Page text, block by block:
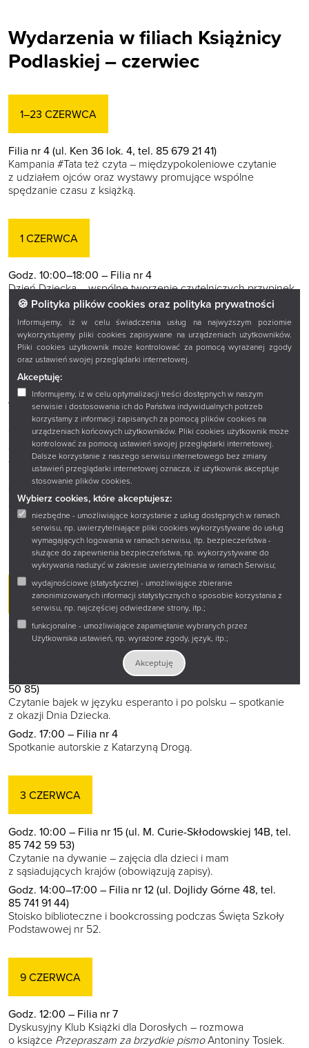
🍪 Polityka plików cookies oraz polityka prywatności
Informujemy, iż w celu świadczenia usług na najwyższym poziomie
wykorzystujemy pliki cookies zapisywane na urządzeniach użytkowników.
Pliki cookies użytkownik może kontrolować za pomocą wyrażanej zgody
oraz ustawień swojej przeglądarki internetowej.
Akceptuję:
Informujemy, iż w celu optymalizacji treści dostępnych w naszym
serwisie i dostosowania ich do Państwa indywidualnych potrzeb
korzystamy z informacji zapisanych za pomocą plików cookies na
urządzeniach końcowych użytkowników. Pliki cookies użytkownik może
kontrolować za pomocą ustawień swojej przeglądarki internetowej.
Dalsze korzystanie z naszego serwisu internetowego bez zmiany
ustawień przeglądarki internetowej oznacza, iż użytkownik akceptuje
stosowanie plików cookies.
Wybierz cookies, które akceptujesz:
niezbędne - umożliwiające korzystanie z usług dostępnych w ramach
serwisu, np. uwierzytelniające pliki cookies wykorzystywane do usług
wymagających logowania w ramach serwisu, itp. bezpieczeństwa -
służące do zapewnienia bezpieczeństwa, np. wykorzystywane do
wykrywania nadużyć w zakresie uwierzytelniania w ramach Serwisu;
wydajnościowe (statystyczne) - umożliwiające zbieranie
zanonimizowanych informacji statystycznych o sposobie korzystania z
serwisu, np. najczęściej odwiedzane strony, itp.;
funkcjonalne - umożliwiające zapamiętanie wybranych przez
Użytkownika ustawień, np. wyrażone zgody, język, itp.;
Akceptuję
Wydarzenia w filiach Książnicy
Podlaskiej – czerwiec
1–23 CZERWCA
Filia nr 4 (ul. Ken 36 lok. 4, tel. 85 679 21 41)
Kampania #Tata też czyta – międzypokoleniowe czytanie
z udziałem ojców oraz wystawy promujące wspólne
spędzanie czasu z książką.
1 CZERWCA
Godz. 10:00–18:00 – Filia nr 4
Dzień Dziecka – wspólne tworzenie czytelniczych przypinek,
gadżety i upominki dla najmłodszych.
Godz. 10:00–18:00 – Filia nr 5 (ul. K. Pułaskiego 96, tel.
85 748 01 24)
Książkowy Dzień Dziecka – każde dziecko otrzyma książkę
niespodziankę (liczba upominków ograniczona).
Filia nr 7 (ul. Zielonogórska 2, tel. 85 661 74 42)
Dzień Dziecka w Bibliotece – zdjęcia w świecie bajek,
wymiana książek dziecięcych, klocki Lego, gry planszowe,
PlayStation 4, książkowa loteryjka fantowa oraz wieża wyzwań
czytelniczych.
Godz. 10:00–18:00 – Filia nr 8 (ul. W. Witosa 34, tel. 85 661
62 05)
Dzień Dziecka w Bibliotece – zabawa w kąciku wyobraźni,
strefie konstruktora Lego oraz galerii młodych mistrzów.
Godz. 10:00–18:00 – Filia nr 13 (ul. W. Broniewskiego 4, tel.
85 651 32 98)
Rodzinny Dzień Dziecka w Bibliotece – kącik gier
planszowych, kącik Pucia oraz quiz literacki dla dzieci.
2 CZERWCA
Godz. 09:00 – Filia nr 9 (ul. Gajowa 73, tel. 85 653 24 37)
Dyskusyjny Klub Książki dla Dorosłych – rozmowa
Ciała niebieskieM. Wolnego.
Godz. 13:00–15:00 – Filia nr 14 (ul. Warszawska 19, tel. 85 741
50 85)
Czytanie bajek w języku esperanto i po polsku – spotkanie
z okazji Dnia Dziecka.
Godz. 17:00 – Filia nr 4
Spotkanie autorskie z Katarzyną Drogą.
3 CZERWCA
Godz. 10:00 – Filia nr 15 (ul. M. Curie-Skłodowskiej 14B, tel.
85 742 59 53)
Czytanie na dywanie – zajęcia dla dzieci i mam
z sąsiadujących krajów (obowiązują zapisy).
Godz. 14:00–17:00 – Filia nr 12 (ul. Dojlidy Górne 48, tel.
85 741 91 44)
Stoisko biblioteczne i bookcrossing podczas Święta Szkoły
Podstawowej nr 52.
9 CZERWCA
Godz. 12:00 – Filia nr 7
Dyskusyjny Klub Książki dla Dorosłych – rozmowa
o książce Przepraszam za brzydkie pismoAntoniny Tosiek.